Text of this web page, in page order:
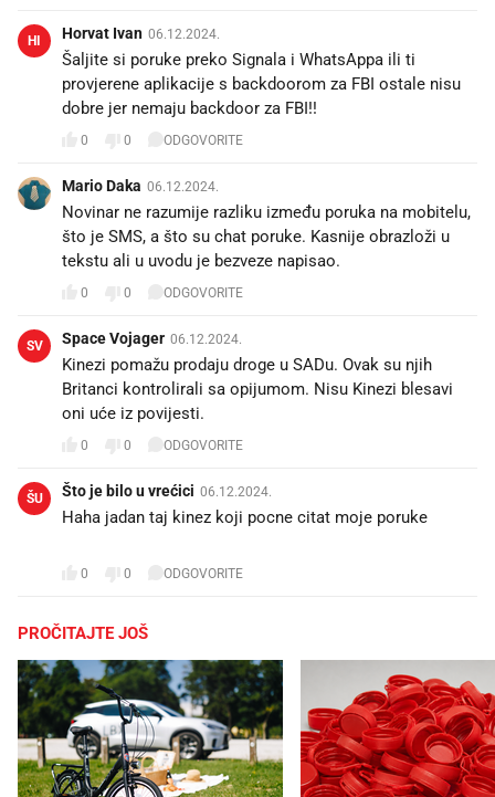
HI Horvat Ivan 06.12.2024.
Šaljite si poruke preko Signala i WhatsAppa ili ti
provjerene aplikacije s backdoorom za FBI ostale nisu
dobre jer nemaju backdoor za FBI!!
0 0 ODGOVORITE
Mario Daka 06.12.2024.
Novinar ne razumije razliku između poruka na mobitelu,
što je SMS, a što su chat poruke. Kasnije obrazloži u
tekstu ali u uvodu je bezveze napisao.
0 0 ODGOVORITE
SV Space Vojager 06.12.2024.
Kinezi pomažu prodaju droge u SADu. Ovak su njih
Britanci kontrolirali sa opijumom. Nisu Kinezi blesavi
oni uće iz povijesti.
0 0 ODGOVORITE
ŠU Što je bilo u vrećici 06.12.2024.
Haha jadan taj kinez koji pocne citat moje poruke 🤣🤣
0 0 ODGOVORITE
PROČITAJTE JOŠ